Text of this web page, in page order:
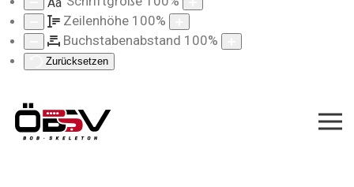
Zeilenhöhe 100%
Buchstabenabstand 100%
Zurücksetzen